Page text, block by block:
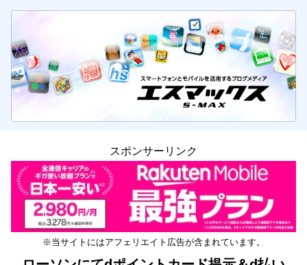
スポンサーリンク
※当サイトにはアフェリエイト広告が含まれています。